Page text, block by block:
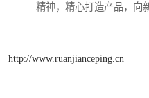
精神，精心打造产品，向
http://www.ruanjianceping.cn